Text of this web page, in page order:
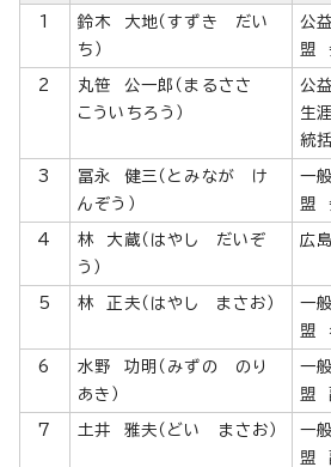
1
鈴木 大地（すずき だい
ち）
公
盟
2
丸笹 公一郎（まるささ
こういちろう）
公
生
統括
3
冨永 健三（とみなが け
んぞう）
一
盟
4
林 大蔵（はやし だいぞ
う）
広
5 林 正夫（はやし まさお）
一
盟
6
水野 功明（みずの のり
あき）
一
盟
7 土井 雅夫（どい まさお）
一
盟